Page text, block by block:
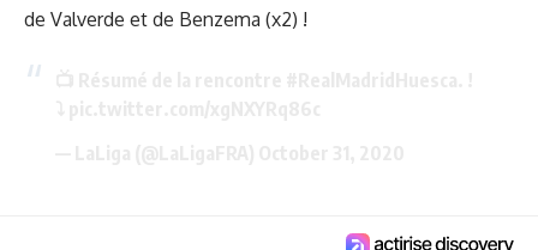
de Valverde et de Benzema (x2) !